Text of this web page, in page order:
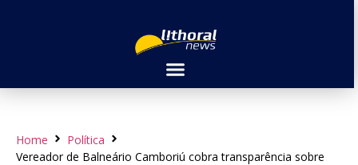
Home
Política
Vereador de Balneário Camboriú cobra transparência sobre